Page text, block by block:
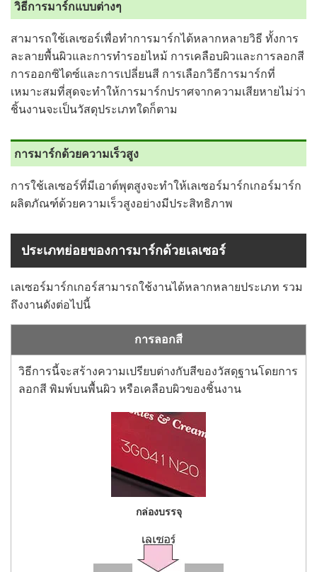
วิธีการมาร์กแบบต่างๆ
สามารถใช้เลเซอร์เพื่อทำการมาร์กได้หลากหลายวิธี ทั้งการ
ละลายพื้นผิวและการทำรอยไหม้ การเคลือบผิวและการลอกสี
การออกซิไดซ์และการเปลี่ยนสี การเลือกวิธีการมาร์กที่
เหมาะสมที่สุดจะทำให้การมาร์กปราศจากความเสียหายไม่ว่า
ชิ้นงานจะเป็นวัสดุประเภทใดก็ตาม
การมาร์กด้วยความเร็วสูง
การใช้เลเซอร์ที่มีเอาต์พุตสูงจะทำให้เลเซอร์มาร์กเกอร์มาร์ก
ผลิตภัณฑ์ด้วยความเร็วสูงอย่างมีประสิทธิภาพ
ประเภทย่อยของการมาร์กด้วยเลเซอร์
เลเซอร์มาร์กเกอร์สามารถใช้งานได้หลากหลายประเภท รวม
ถึงงานดังต่อไปนี้
การลอกสี
วิธีการนี้จะสร้างความเปรียบต่างกับสีของวัสดุฐานโดยการ
ลอกสี พิมพ์บนพื้นผิว หรือเคลือบผิวของชิ้นงาน
กล่องบรรจุ